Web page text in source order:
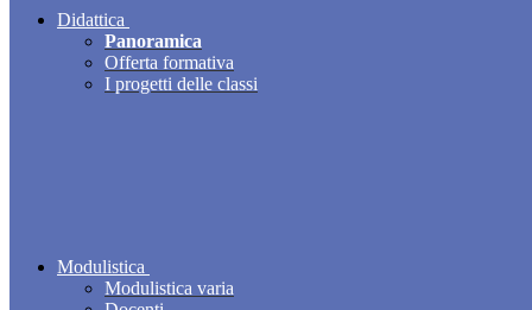
Didattica
Panoramica
Offerta formativa
I progetti delle classi
Modulistica
Modulistica varia